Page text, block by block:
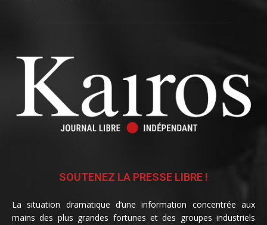
SOUTENEZ LA PRESSE LIBRE !
La situation dramatique d’une information concentrée aux
mains des plus grandes fortunes et des groupes industriels